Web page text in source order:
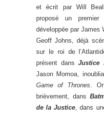
et écrit par Will
proposé un
développée par James
Geoff Johns, déjà
sur le roi de
présent dansJustice
Jason Momoa,
Game of Thrones .
brièvement, dans
de la Justice , dans